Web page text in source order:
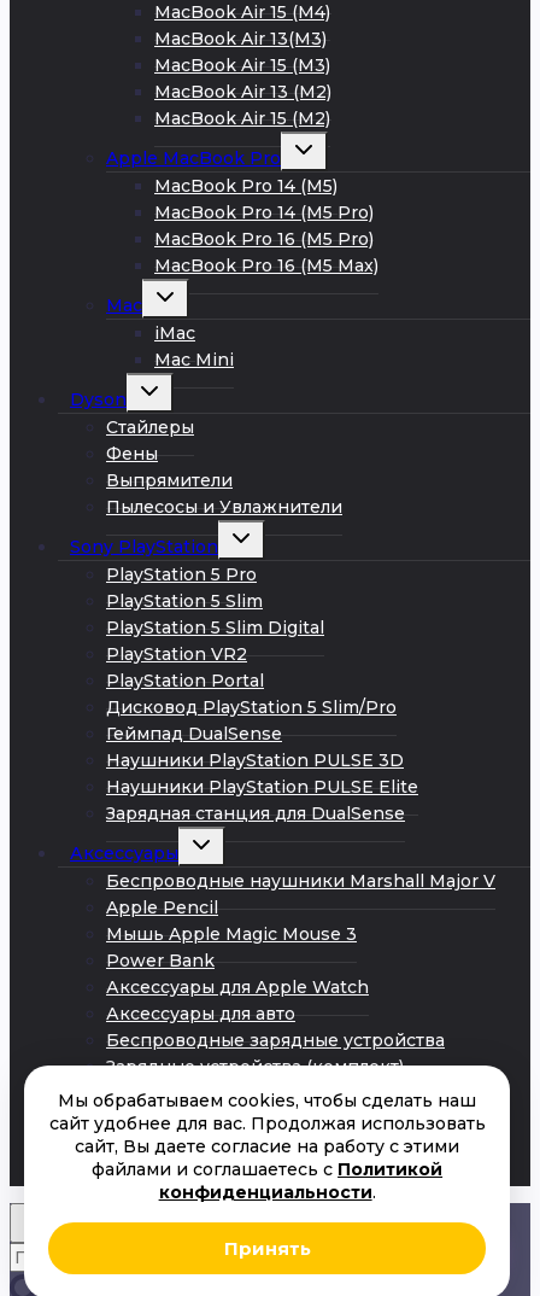
Мы обрабатываем cookies, чтобы сделать наш
сайт удобнее для вас. Продолжая использовать
сайт, Вы даете согласие на работу с этими
файлами и соглашаетесь с Политикой
конфиденциальности.
Принять
MacBook Air 15 (M4)
MacBook Air 13(M3)
MacBook Air 15 (M3)
MacBook Air 13 (M2)
MacBook Air 15 (M2)
Apple MacBook Pro
Развернуть
меню
MacBook Pro 14 (M5)
MacBook Pro 14 (M5 Pro)
MacBook Pro 16 (M5 Pro)
MacBook Pro 16 (M5 Max)
Mac
Развернуть
меню
iMac
Mac Mini
Dyson
Развернуть
меню
Стайлеры
Фены
Выпрямители
Пылесосы и Увлажнители
Sony PlayStation
Развернуть
меню
PlayStation 5 Pro
PlayStation 5 Slim
PlayStation 5 Slim Digital
PlayStation VR2
PlayStation Portal
Дисковод PlayStation 5 Slim/Pro
Геймпад DualSense
Наушники PlayStation PULSE 3D
Наушники PlayStation PULSE Elite
Зарядная станция для DualSense
Аксессуары
Развернуть
меню
Беспроводные наушники Marshall Major V
Apple Pencil
Мышь Apple Magic Mouse 3
Power Bank
Аксессуары для Apple Watch
Аксессуары для авто
Беспроводные зарядные устройства
Зарядные устройства (комплект)
Кабели Android
Кабели iPhone
Сетевые адаптеры питания
Акции
Искать: Поиск